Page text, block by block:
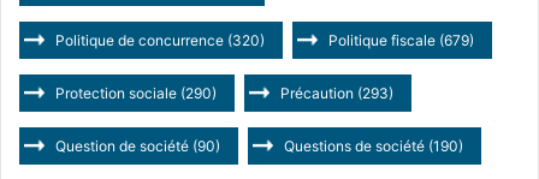
Politique de concurrence (320) Politique fiscale (679)
Protection sociale (290) Précaution (293)
Question de société (90) Questions de société (190)